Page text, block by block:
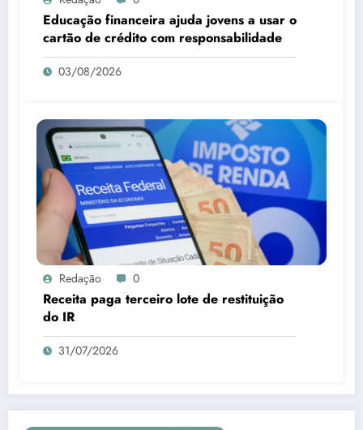
Educação financeira ajuda jovens a usar o
cartão de crédito com responsabilidade
03/08/2026
Redação 0
Receita paga terceiro lote de restituição
do IR
31/07/2026